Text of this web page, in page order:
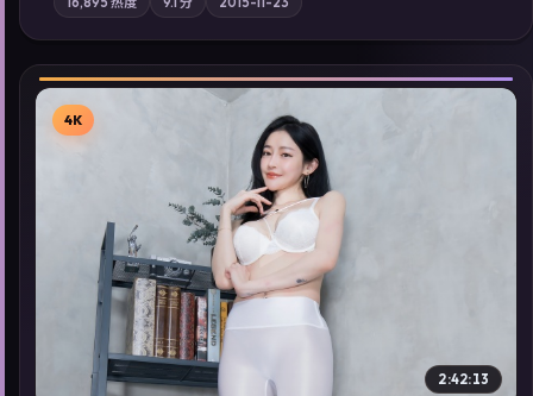
站内亦可通过「国产免费观看高清电视剧在线看」延展检索同类
型高分佳作，畅享高清在线追剧体验。
▶
4K
2:42:13